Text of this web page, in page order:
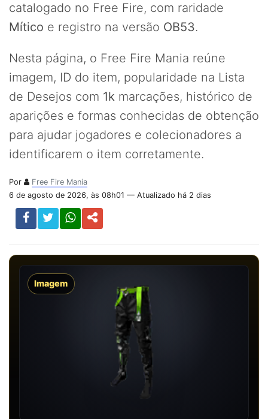
catalogado no Free Fire, com raridade
Mítico e registro na versão OB53.
Nesta página, o Free Fire Mania reúne
imagem, ID do item, popularidade na Lista
de Desejos com 1k marcações, histórico de
aparições e formas conhecidas de obtenção
para ajudar jogadores e colecionadores a
identificarem o item corretamente.
Por
Free Fire Mania
6 de agosto de 2026, às 08h01 — Atualizado há 2 dias
Imagem